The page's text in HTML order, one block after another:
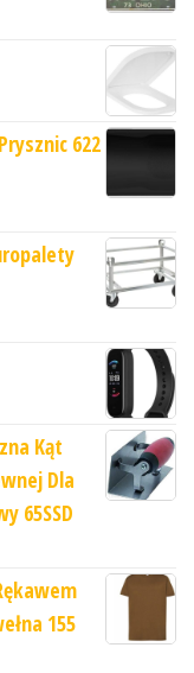
622
Kąt
Dla
65SSD
155